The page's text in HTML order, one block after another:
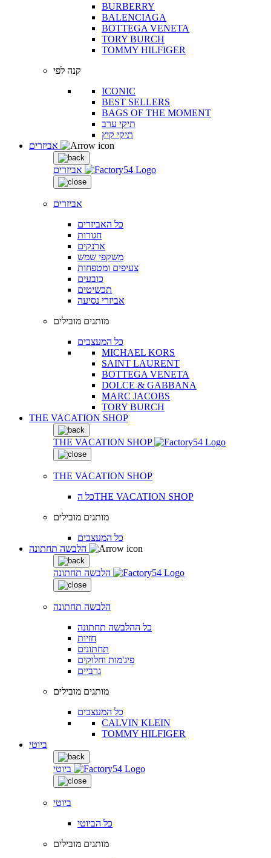
BURBERRY
BALENCIAGA
BOTTEGA VENETA
TORY BURCH
TOMMY HILFIGER
קנה לפי
ICONIC
BEST SELLERS
BAGS OF THE MOMENT
תיקי ערב
תיקי קיץ
אביזרים
אביזרים
כל האביזרים
חגורות
ארנקים
משקפי שמש
צעיפים ומטפחות
כובעים
תכשיטים
אביזרי נסיעה
מותגים מובילים
כל המעצבים
MICHAEL KORS
SAINT LAURENT
BOTTEGA VENETA
DOLCE & GABBANA
MARC JACOBS
TORY BURCH
THE VACATION SHOP
THE VACATION SHOP
THE VACATION SHOP
כל הTHE VACATION SHOP
מותגים מובילים
כל המעצבים
הלבשה תחתונה
הלבשה תחתונה
כל ההלבשה תחתונה
חזיות
תחתונים
פיג'מות וחלוקים
גרביים
מותגים מובילים
כל המעצבים
CALVIN KLEIN
TOMMY HILFIGER
ביוטי
ביוטי
ביוטי
כל הביוטי
מותגים מובילים